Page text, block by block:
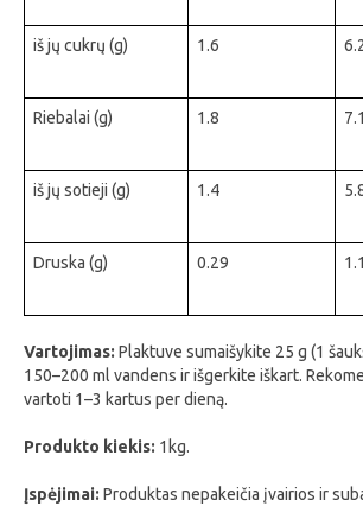
iš jų cukrų (g) 1.6
Riebalai (g) 1.8 7.1
iš jų sotieji (g) 1.4
Druska (g) 0.29
Vartojimas: Plaktuve sumaišykite 25 g (1
150–200 ml vandens ir išgerkite iškart.
vartoti 1–3 kartus per dieną.
Produkto kiekis: 1kg.
Įspėjimai: Produktas nepakeičia įvairios ir